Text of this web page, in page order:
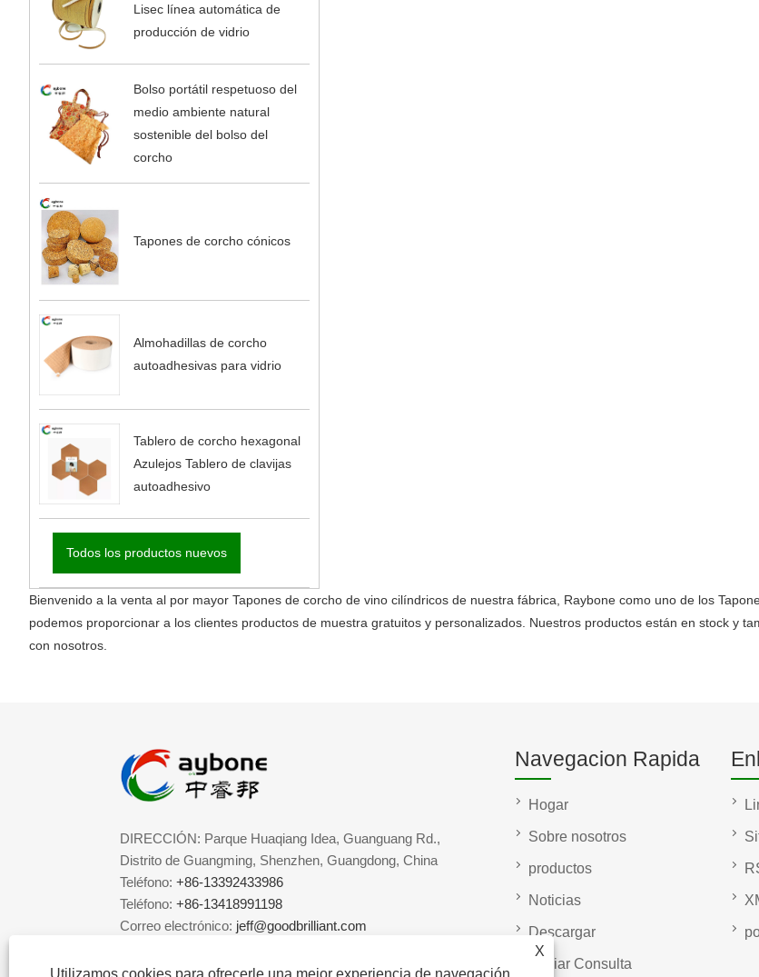
Lisec línea automática de
producción de vidrio
Bolso portátil respetuoso del
medio ambiente natural
sostenible del bolso del
corcho
Tapones de corcho cónicos
Almohadillas de corcho
autoadhesivas para vidrio
Tablero de corcho hexagonal
Azulejos Tablero de clavijas
autoadhesivo
Todos los productos nuevos
Bienvenido a la venta al por mayor Tapones de corcho de vino cilíndricos de nuestra fábrica, Raybone como uno de los
podemos proporcionar a los clientes productos de muestra gratuitos y personalizados. Nuestros productos están en stock y
con nosotros.
X
Utilizamos cookies para ofrecerle una mejor experiencia de navegación,
DIRECCIÓN: Parque Huaqiang Idea, Guanguang Rd.,
Distrito de Guangming, Shenzhen, Guangdong, China
Teléfono: +86-13392433986
Teléfono: +86-13418991198
Correo electrónico: jeff@goodbrilliant.com
Navegacion Rapida
Hogar
Sobre nosotros
productos
Noticias
Descargar
Enviar Consulta